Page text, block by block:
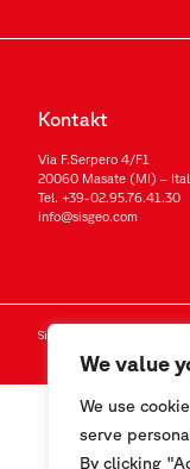
We value
We use
serve
By clicking
Kontakt
Via F.Serpero 4/F1
20060 Masate (MI) –
Tel. +39-02.95.76.41.30
info@sisgeo.com
Sisgeo SRL – VAT No./ CF /